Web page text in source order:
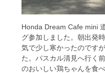
Honda Dream Cafe mini
グ参加しました。朝出発
気で少し寒かったのです
た。パスカル清見へ行く
のおいしい鶏ちゃんを食